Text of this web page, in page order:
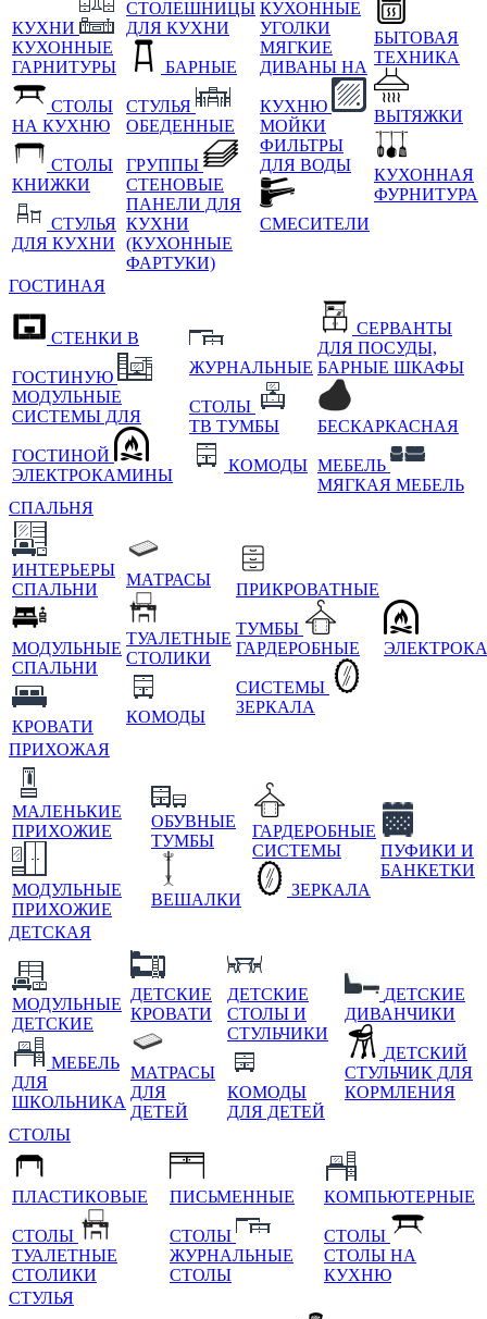
КУХНИ
КУХОННЫЕ
ГАРНИТУРЫ
СТОЛЫ
НА КУХНЮ
СТОЛЫ
КНИЖКИ
СТУЛЬЯ
ДЛЯ КУХНИ
СТОЛЕШНИЦЫ
ДЛЯ КУХНИ
БАРНЫЕ
СТУЛЬЯ
ОБЕДЕННЫЕ
ГРУППЫ
СТЕНОВЫЕ
ПАНЕЛИ ДЛЯ
КУХНИ
(КУХОННЫЕ
ФАРТУКИ)
КУХОННЫЕ
УГОЛКИ
МЯГКИЕ
ДИВАНЫ НА
КУХНЮ
МОЙКИ
ФИЛЬТРЫ
ДЛЯ ВОДЫ
СМЕСИТЕЛИ
БЫТОВАЯ
ТЕХНИКА
ВЫТЯЖКИ
КУХОННАЯ
ФУРНИТУРА
ГОСТИНАЯ
СТЕНКИ В
ГОСТИНУЮ
МОДУЛЬНЫЕ
СИСТЕМЫ ДЛЯ
ГОСТИНОЙ
ЭЛЕКТРОКАМИНЫ
ЖУРНАЛЬНЫЕ
СТОЛЫ
ТВ ТУМБЫ
КОМОДЫ
СЕРВАНТЫ
ДЛЯ ПОСУДЫ,
БАРНЫЕ ШКАФЫ
БЕСКАРКАСНАЯ
МЕБЕЛЬ
МЯГКАЯ МЕБЕЛЬ
СПАЛЬНЯ
ИНТЕРЬЕРЫ
СПАЛЬНИ
МОДУЛЬНЫЕ
СПАЛЬНИ
КРОВАТИ
МАТРАСЫ
ТУАЛЕТНЫЕ
СТОЛИКИ
КОМОДЫ
ПРИКРОВАТНЫЕ
ТУМБЫ
ГАРДЕРОБНЫЕ
СИСТЕМЫ
ЗЕРКАЛА
ПРИХОЖАЯ
МАЛЕНЬКИЕ
ПРИХОЖИЕ
МОДУЛЬНЫЕ
ПРИХОЖИЕ
ОБУВНЫЕ
ТУМБЫ
ВЕШАЛКИ
ГАРДЕРОБНЫЕ
СИСТЕМЫ
ЗЕРКАЛА
ПУФИКИ И
БАНКЕТКИ
ДЕТСКАЯ
МОДУЛЬНЫЕ
ДЕТСКИЕ
МЕБЕЛЬ
ДЛЯ
ШКОЛЬНИКА
ДЕТСКИЕ
КРОВАТИ
МАТРАСЫ
ДЛЯ
ДЕТЕЙ
ДЕТСКИЕ
СТОЛЫ И
СТУЛЬЧИКИ
КОМОДЫ
ДЛЯ ДЕТЕЙ
ДЕТСКИЕ
ДИВАНЧИКИ
ДЕТСКИЙ
СТУЛЬЧИК ДЛЯ
КОРМЛЕНИЯ
СТОЛЫ
ПЛАСТИКОВЫЕ
СТОЛЫ
ТУАЛЕТНЫЕ
СТОЛИКИ
ПИСЬМЕННЫЕ
СТОЛЫ
ЖУРНАЛЬНЫЕ
СТОЛЫ
КОМПЬЮТЕРНЫЕ
СТОЛЫ
СТОЛЫ НА
КУХНЮ
СТУЛЬЯ